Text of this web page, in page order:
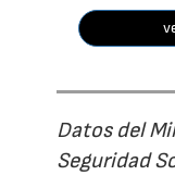
Datos del
Seguridad